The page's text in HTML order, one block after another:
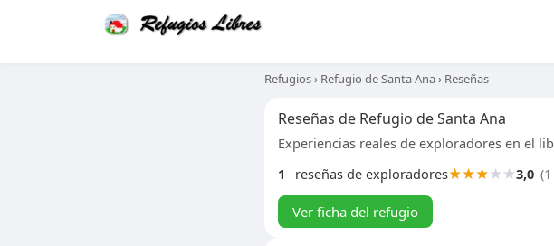
Refugios› Refugio de Santa Ana› Reseñas
Reseñas de Refugio de Santa Ana
Experiencias reales de exploradores en el
1
reseñas de exploradores★★★★★3,0
Ver ficha del refugio